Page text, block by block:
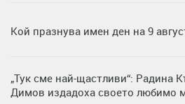
Кой празнува имен ден на 9
„Тук сме най-щастливи“: Радина
Димов издадоха своето любимо